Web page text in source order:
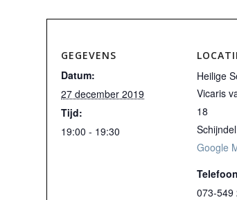
GEGEVENS
Datum:
27 december 2019
Tijd:
19:00 - 19:30
Heilige
Vicaris
18
Schijndel
Google
Telefoon
073-549